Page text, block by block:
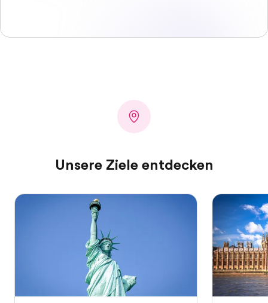
Unsere Ziele entdecken